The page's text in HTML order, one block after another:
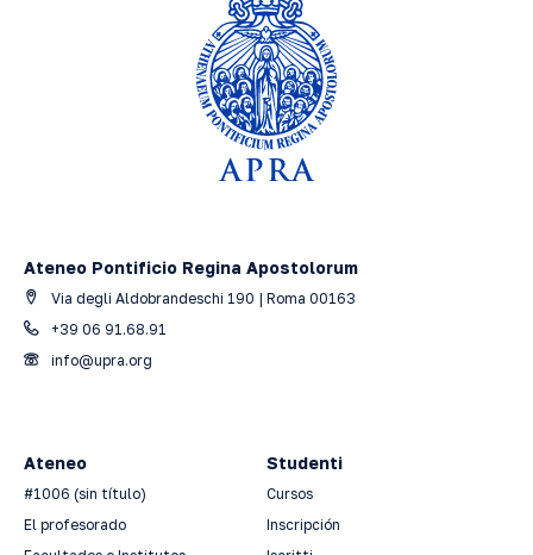
Ateneo Pontificio Regina Apostolorum
Via degli Aldobrandeschi 190 | Roma 00163
+39 06 91.68.91
info@upra.org
Ateneo
#1006 (sin título)
El profesorado
Studenti
Cursos
Inscripción